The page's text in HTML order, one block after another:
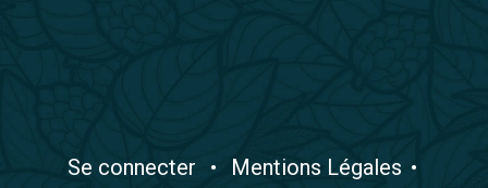
​Se connecter • ​Mentions Légales •